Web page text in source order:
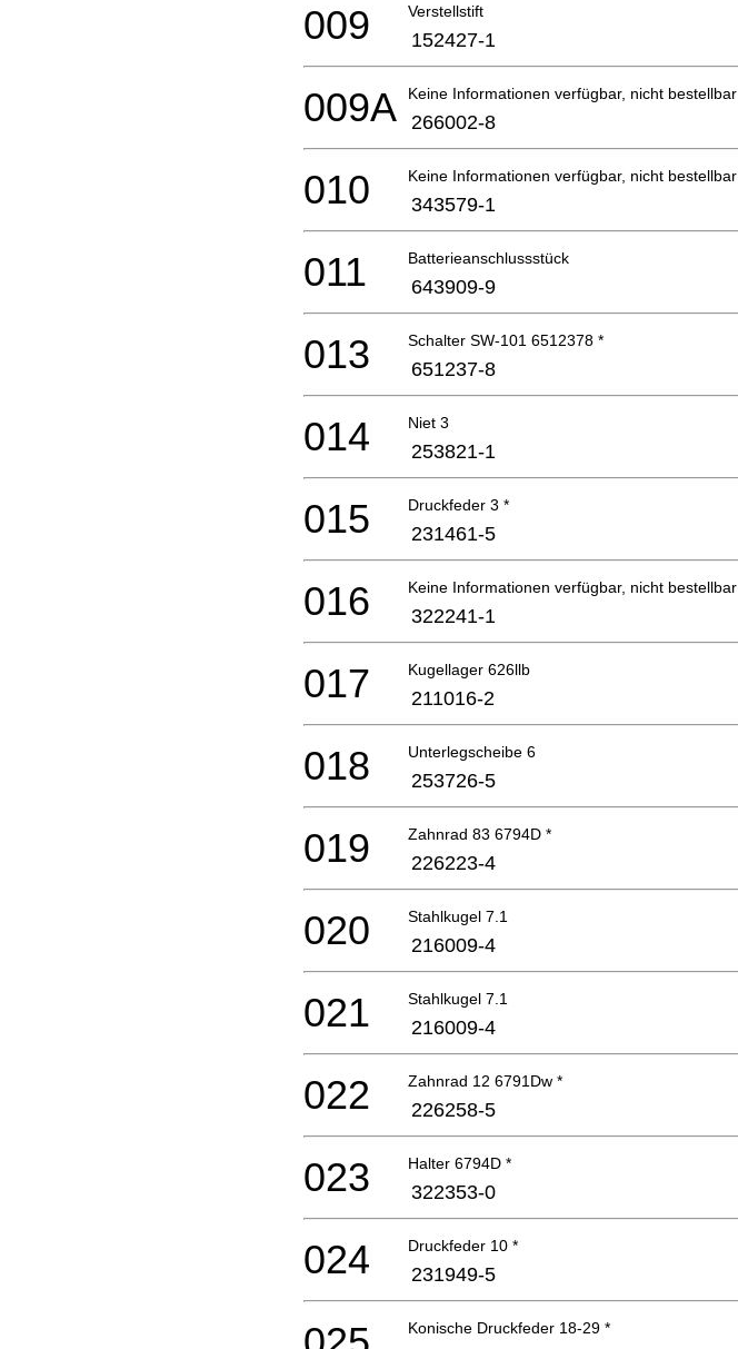
Verstellstift
009 152427-1
Keine Informationen verfügbar, nicht bestellbar
009A 266002-8
Keine Informationen verfügbar, nicht bestellbar
010 343579-1
Batterieanschlussstück
011 643909-9
Schalter SW-101 6512378 *
013 651237-8
Niet 3
014 253821-1
Druckfeder 3 *
015 231461-5
Keine Informationen verfügbar, nicht bestellbar
016 322241-1
Kugellager 626llb
017 211016-2
Unterlegscheibe 6
018 253726-5
Zahnrad 83 6794D *
019 226223-4
Stahlkugel 7.1
020 216009-4
Stahlkugel 7.1
021 216009-4
Zahnrad 12 6791Dw *
022 226258-5
Halter 6794D *
023 322353-0
Druckfeder 10 *
024 231949-5
Konische Druckfeder 18-29 *